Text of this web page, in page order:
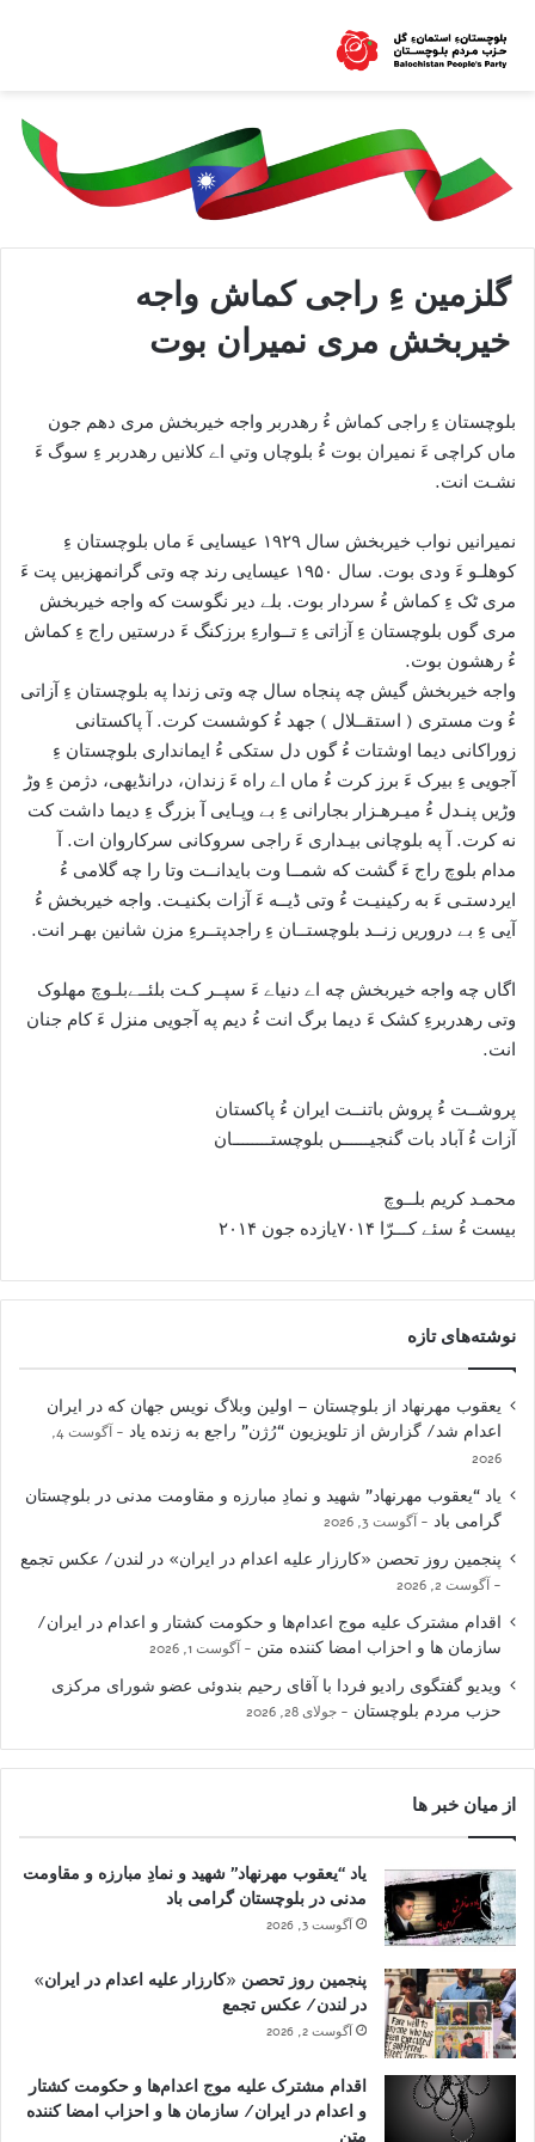
گلزمين ءِ راجی کماش واجه
خيربخش مری نميران بوت
بلوچستان ءِ راجی کماش ءُ رهدربر واجه خيربخش مری دهم جون
ماں کراچی ءَ نميران بوت ءُ بلوچاں وتي اے کلانيں رهدربر ءِ سوگ ءَ
نشـت انت.
نميرانيں نواب خيربخش سال ۱۹۲۹ عيسايی ءَ ماں بلوچستان ءِ
کوهلـو ءَ ودی بوت. سال ۱۹۵۰ عيسايی رند چه وتی گرانمهزبيں پت ءَ
مری ٹک ءِ کماش ءُ سردار بوت. بلے دير نگوست که واجه خيربخش
مری گوں بلوچستان ءِ آزاتی ءِ تــوارءِ برزکنگ ءَ درستيں راج ءِ کماش
ءُ رهشون بوت.
واجه خيربخش گيش چه پنجاه سال چه وتی زندا په بلوچستان ءِ آزاتی
ءُ وت مستری ( استقــلال ) جهد ءُ کوشست کرت. آ پاکستانی
زوراکانی ديما اوشتات ءُ گوں دل ستکی ءُ ايمانداری بلوچستان ءِ
آجويی ءِ بيرک ءَ برز کرت ءُ ماں اے راه ءَ زندان، درانڈيهی، دژمن ءِ وڑ
وڑيں پنـدل ءُ ميـرهـزار بجارانی ءِ بے وپـايی آ بزرگ ءِ ديما داشت کت
نه کرت. آ په بلوچانی بيـداری ءَ راجی سروکانی سرکاروان ات. آ
مدام بلوچ راج ءَ گشت که شمــا وت بايدانــت وتا را چه گلامی ءُ
ايردستـی ءَ به رکينيـت ءُ وتی ڈيــه ءَ آزات بکنيـت. واجه خيربخش ءُ
آيی ءِ بے دروريں زنــد بلوچستــان ءِ راجدپتــرءِ مزن شانين بهـر انت.
اگاں چه واجه خيربخش چه اے دنياے ءَ سپــر کـت بلئــےبلـوچ مهلوک
وتی رهدربرءِ کشک ءَ ديما برگ انت ءُ ديم په آجويی منزل ءَ کام جنان
انت.
پروشــت ءُ پروش باتنــت ايران ءُ پاکستان
آزات ءُ آباد بات گنجيــــــں بلوچستــــــــان
محمـد کريم بلــوچ
بيست ءُ سئے کـــرّا ۷۰۱۴يازده جون ۲۰۱۴
نوشته‌های تازه
یعقوب مهرنهاد از بلوچستان – اولین وبلاگ نویس جهان که در ایران
اعدام شد/ گزارش از تلویزیون “رُژن” راجع به زنده یاد
آگوست 4,
2026
یاد “یعقوب مهرنهاد” شهید و نمادِ مبارزه و مقاومت مدنی در بلوچستان
گرامی باد
آگوست 3, 2026
پنجمین روز تحصن «کارزار علیه اعدام در ایران» در لندن/ عکس تجمع
آگوست 2, 2026
اقدام مشترک علیه موج اعدام‌ها و حکومت کشتار و اعدام در ایران/
سازمان ها و احزاب امضا کننده متن
آگوست 1, 2026
ویدیو گفتگوی رادیو فردا با آقای رحیم بندوئی عضو شورای مرکزی
حزب مردم بلوچستان
جولای 28, 2026
از میان خبر ها
یاد “یعقوب مهرنهاد” شهید و نمادِ مبارزه و مقاومت
مدنی در بلوچستان گرامی باد
آگوست 3, 2026
پنجمین روز تحصن «کارزار علیه اعدام در ایران»
در لندن/ عکس تجمع
آگوست 2, 2026
اقدام مشترک علیه موج اعدام‌ها و حکومت کشتار
و اعدام در ایران/ سازمان ها و احزاب امضا کننده
متن